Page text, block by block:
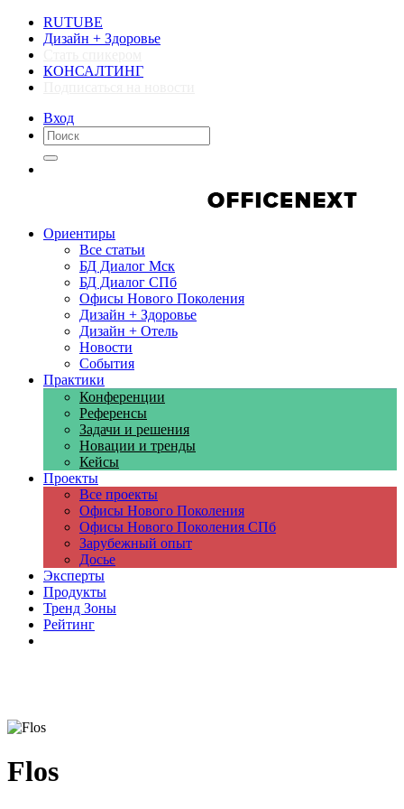
RUTUBE
Дизайн + Здоровье
КОНСАЛТИНГ
Вход
Ориентиры
Все статьи
БД Диалог Мск
БД Диалог СПб
Офисы Нового Поколения
Дизайн + Здоровье
Дизайн + Отель
Новости
События
Практики
Конференции
Референсы
Задачи и решения
Новации и тренды
Кейсы
Проекты
Все проекты
Офисы Нового Поколения
Офисы Нового Поколения СПб
Зарубежный опыт
Досье
Эксперты
Продукты
Тренд Зоны
Рейтинг
Flos